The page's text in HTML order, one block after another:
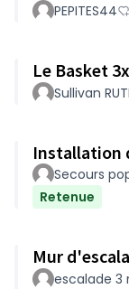
PEPITES44
Le Basket
Sullivan
Installation
Secours
Retenue
Mur
escalade 3